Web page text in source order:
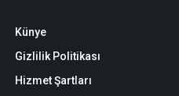
Künye
Gizlilik Politikası
Hizmet Şartları